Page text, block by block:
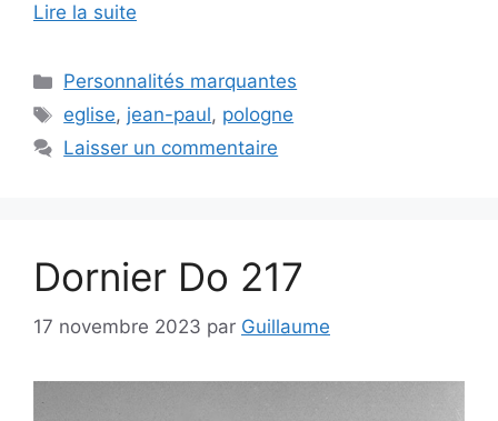
Lire la suite
Catégories
Personnalités marquantes
Étiquettes
eglise, jean-paul, pologne
Laisser un commentaire
Dornier Do 217
17 novembre 2023 par Guillaume